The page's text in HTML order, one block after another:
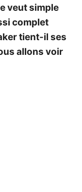
veut simple
complet
tient-il ses
allons voir